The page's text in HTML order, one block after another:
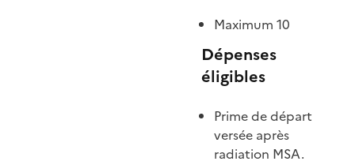
Maximum 10
Dépenses
éligibles
Prime de départ
versée après
radiation MSA.